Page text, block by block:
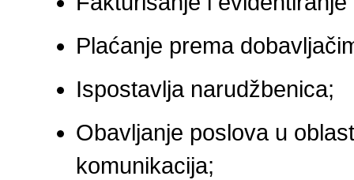
Plaćanje prema
Ispostavlja narudžbenica;
Obavljanje poslova u
komunikacija;